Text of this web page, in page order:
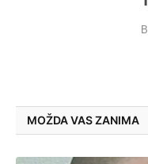
MOŽDA VAS ZANIMA